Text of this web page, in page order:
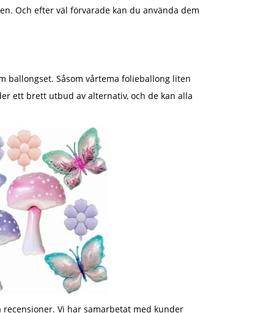
Och efter väl förvarade kan du använda dem
ballongset. Såsom vårtema folieballong liten
ett brett utbud av alternativ, och de kan alla
Vi har samarbetat med kunder